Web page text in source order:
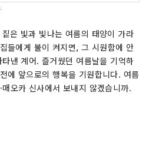
은 빛과 빛나는 여름의 태양이 가라
들에게 불이 켜지면, 그 시원함에 안
낸 계어. 즐거웠던 여름날을 기억하
에 앞으로의 행복을 기원합니다. 여름
오카 신사에서 보내지 않겠습니까.